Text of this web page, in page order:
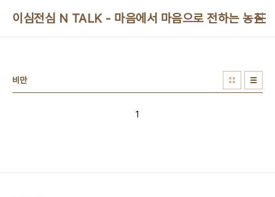
이심전심 N TALK - 마음에서 마음으로 전하는 농심
비만
1